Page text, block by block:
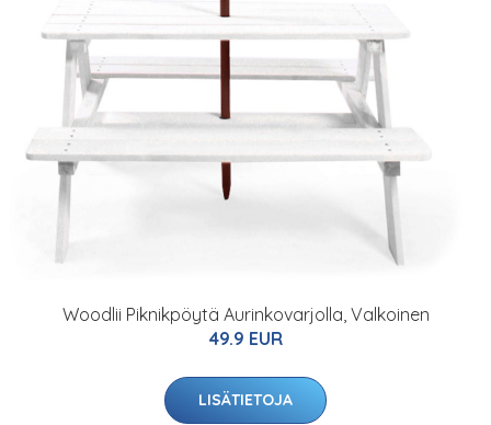
Woodlii Piknikpöytä Aurinkovarjolla, Valkoinen
49.9 EUR
LISÄTIETOJA